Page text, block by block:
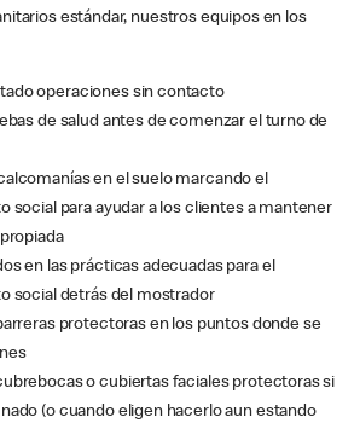
estándar, nuestros equipos en los
operaciones sin contacto
de salud antes de comenzar el turno de
en el suelo marcando el
social para ayudar a los clientes a mantener
en las prácticas adecuadas para el
social detrás del mostrador
protectoras en los puntos donde se
o cubiertas faciales protectoras si
(o cuando eligen hacerlo aun estando